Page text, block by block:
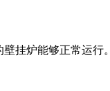
挂炉能够正常运行。